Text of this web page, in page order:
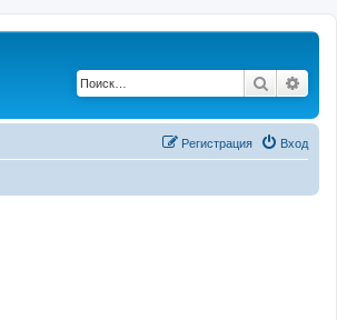
Поиск
Вход
Регистрация